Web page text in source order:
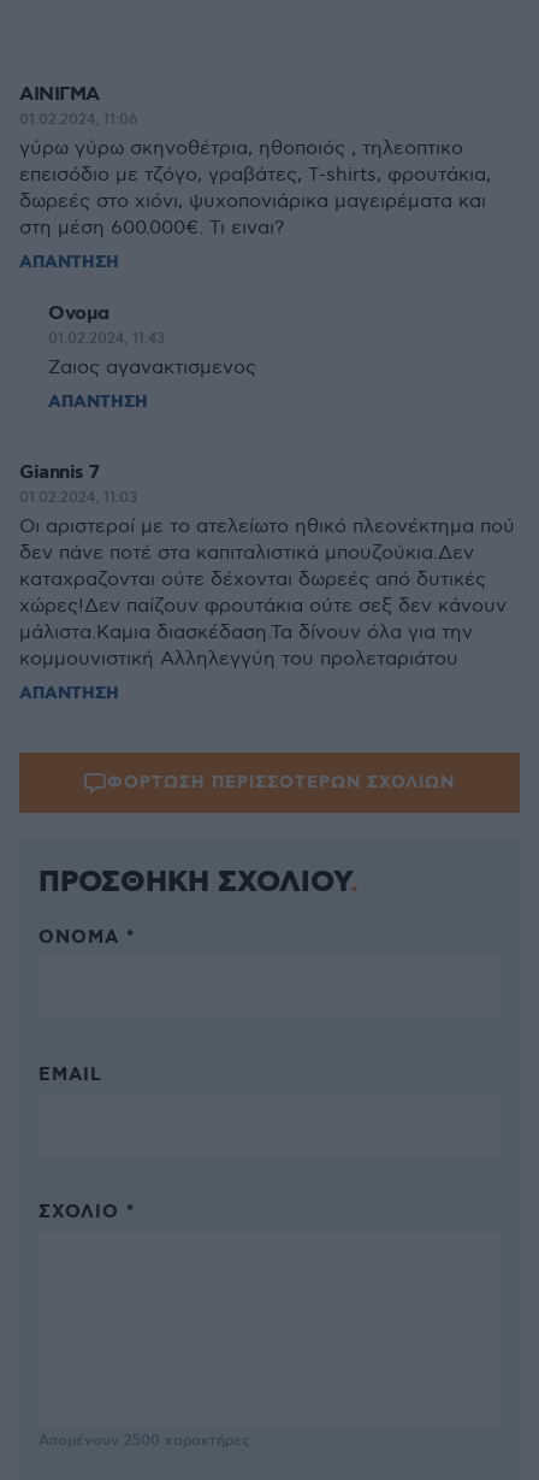
ΑΙΝΙΓΜΑ
01.02.2024, 11:06
γύρω γύρω σκηνοθέτρια, ηθοποιός , τηλεοπτικο
επεισόδιο με τζόγο, γραβάτες, T-shirts, φρουτάκια,
δωρεές στο χιόνι, ψυχοπονιάρικα μαγειρέματα και
στη μέση 600.000€. Τι ειναι?
ΑΠΑΝΤΗΣΗ
Ονομα
01.02.2024, 11:43
Ζαιος αγανακτισμενος
ΑΠΑΝΤΗΣΗ
Giannis 7
01.02.2024, 11:03
Οι αριστεροί με το ατελείωτο ηθικό πλεονέκτημα πού
δεν πάνε ποτέ στα καπιταλιστικά μπουζούκια.Δεν
καταχραζονται ούτε δέχονται δωρεές από δυτικές
χώρες!Δεν παίζουν φρουτάκια ούτε σεξ δεν κάνουν
μάλιστα.Καμια διασκέδαση.Τα δίνουν όλα για την
κομμουνιστική Αλληλεγγύη του προλεταριάτου
ΑΠΑΝΤΗΣΗ
ΦΟΡΤΩΣΗ ΠΕΡΙΣΣΟΤΕΡΩΝ ΣΧΟΛΙΩΝ
ΠΡΟΣΘΗΚΗ ΣΧΟΛΙΟΥ
ΌΝΟΜΑ *
EMAIL
ΣΧΌΛΙΟ *
Απομένουν 2500 χαρακτήρες